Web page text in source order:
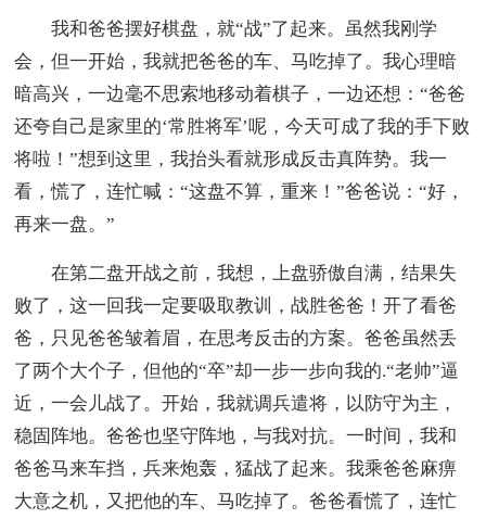
我和爸爸摆好棋盘，就“战”了起来。虽然我刚学
会，但一开始，我就把爸爸的车、马吃掉了。我心理暗
暗高兴，一边毫不思索地移动着棋子，一边还想：“爸爸
还夸自己是家里的‘常胜将军’呢，今天可成了我的手下败
将啦！”想到这里，我抬头看就形成反击真阵势。我一
看，慌了，连忙喊：“这盘不算，重来！”爸爸说：“好，
再来一盘。”
在第二盘开战之前，我想，上盘骄傲自满，结果失
败了，这一回我一定要吸取教训，战胜爸爸！开了看爸
爸，只见爸爸皱着眉，在思考反击的方案。爸爸虽然丢
了两个大个子，但他的“卒”却一步一步向我的.“老帅”逼
近，一会儿战了。开始，我就调兵遣将，以防守为主，
稳固阵地。爸爸也坚守阵地，与我对抗。一时间，我和
爸爸马来车挡，兵来炮轰，猛战了起来。我乘爸爸麻痹
大意之机，又把他的车、马吃掉了。爸爸看慌了，连忙